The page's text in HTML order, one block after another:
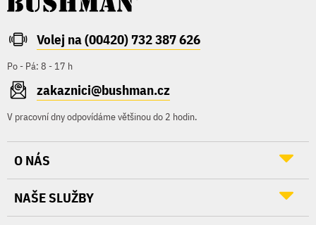
Volej na (00420) 732 387 626
Po - Pá: 8 - 17 h
zakaznici@bushman.cz
V pracovní dny odpovídáme většinou do 2 hodin.
O NÁS
NAŠE SLUŽBY